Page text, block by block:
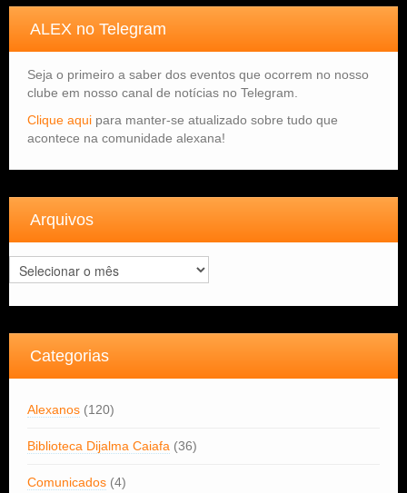
ALEX no Telegram
Seja o primeiro a saber dos eventos que ocorrem no nosso
clube em nosso canal de notícias no Telegram.
Clique aqui para manter-se atualizado sobre tudo que
acontece na comunidade alexana!
Arquivos
Arquivos
Categorias
Alexanos (120)
Biblioteca Dijalma Caiafa (36)
Comunicados (4)